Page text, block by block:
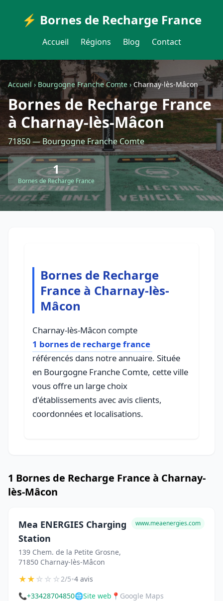
⚡ Bornes de Recharge France
Accueil Régions Blog Contact
Accueil›Bourgogne Franche Comte ›Charnay-lès-Mâcon
Bornes de Recharge France
à Charnay-lès-Mâcon
71850 — Bourgogne Franche Comte
1
Bornes de Recharge France
Bornes de Recharge
France à Charnay-lès-
Mâcon
Charnay-lès-Mâcon compte
1 bornes de recharge france
référencés dans notre annuaire. Située
en Bourgogne Franche Comte, cette ville
vous offre un large choix
d'établissements avec avis clients,
coordonnées et localisations.
1 Bornes de Recharge France à Charnay-
lès-Mâcon
Mea ENERGIES Charging
Station
139 Chem. de la Petite Grosne,
71850 Charnay-lès-Mâcon
www.meaenergies.com
★★☆☆☆2/5•4 avis
📞+33428704850🌐Site web 📍 Google Maps